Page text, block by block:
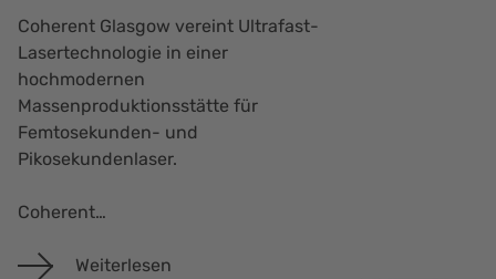
Coherent Glasgow vereint Ultrafast-
Lasertechnologie in einer
hochmodernen
Massenproduktionsstätte für
Femtosekunden- und
Pikosekundenlaser.
Coherent…
Weiterlesen